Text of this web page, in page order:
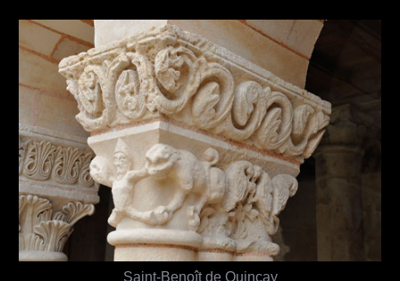
Saint-Benoît de Quinçay